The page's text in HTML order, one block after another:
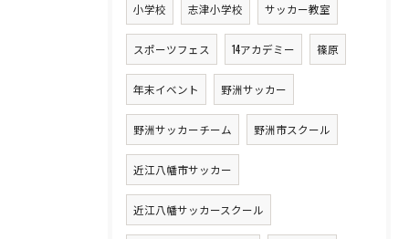
小学校 志津小学校 サッカー教室
スポーツフェス 14アカデミー 篠原
年末イベント 野洲サッカー
野洲サッカーチーム 野洲市スクール
近江八幡市サッカー
近江八幡サッカースクール